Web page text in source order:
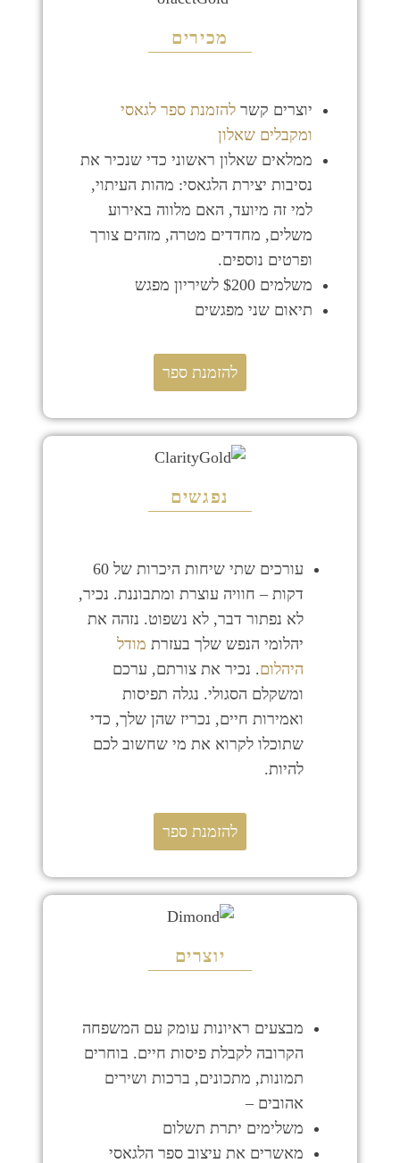
מכירים
יוצרים קשרלהזמנת ספר לגאסי
ומקבלים שאלון
ממלאים שאלון ראשוני כדי שנכיר את
נסיבות יצירת הלגאסי: מהות העיתוי,
למי זה מיועד, האם מלווה באירוע
משלים, מחדדים מטרה, מזהים צורך
ופרטים נוספים.
משלמים $200 לשיריון מפגש
תיאום שני מפגשים
להזמנת ספר
נפגשים
עורכים שתי שיחות היכרות של 60
דקות – חוויה עוצרת ומתבוננת. נכיר,
לא נפתור דבר, לא נשפוט. נזהה את
יהלומי הנפש שלך בעזרת מודל
היהלום. נכיר את צורתם, ערכם
ומשקלם הסגולי. נגלה תפיסות
ואמירות חיים, נכריז שהן שלך, כדי
שתוכלו לקרוא את מי שחשוב לכם
להיות.
להזמנת ספר
יוצרים
מבצעים ראיונות עומק עם המשפחה
הקרובה לקבלת פיסות חיים. בוחרים
תמונות, מתכונים, ברכות ושירים
אהובים –
משלימים יתרת תשלום
מאשרים את עיצוב ספר הלגאסי